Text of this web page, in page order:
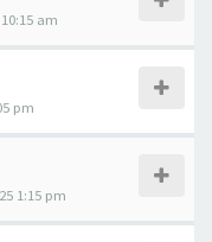
am
pm
1:15 pm